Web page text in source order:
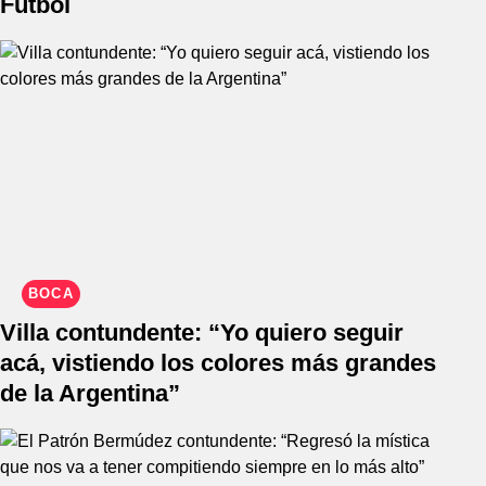
BOCA
Villa contundente: “Yo quiero seguir
acá, vistiendo los colores más grandes
de la Argentina”